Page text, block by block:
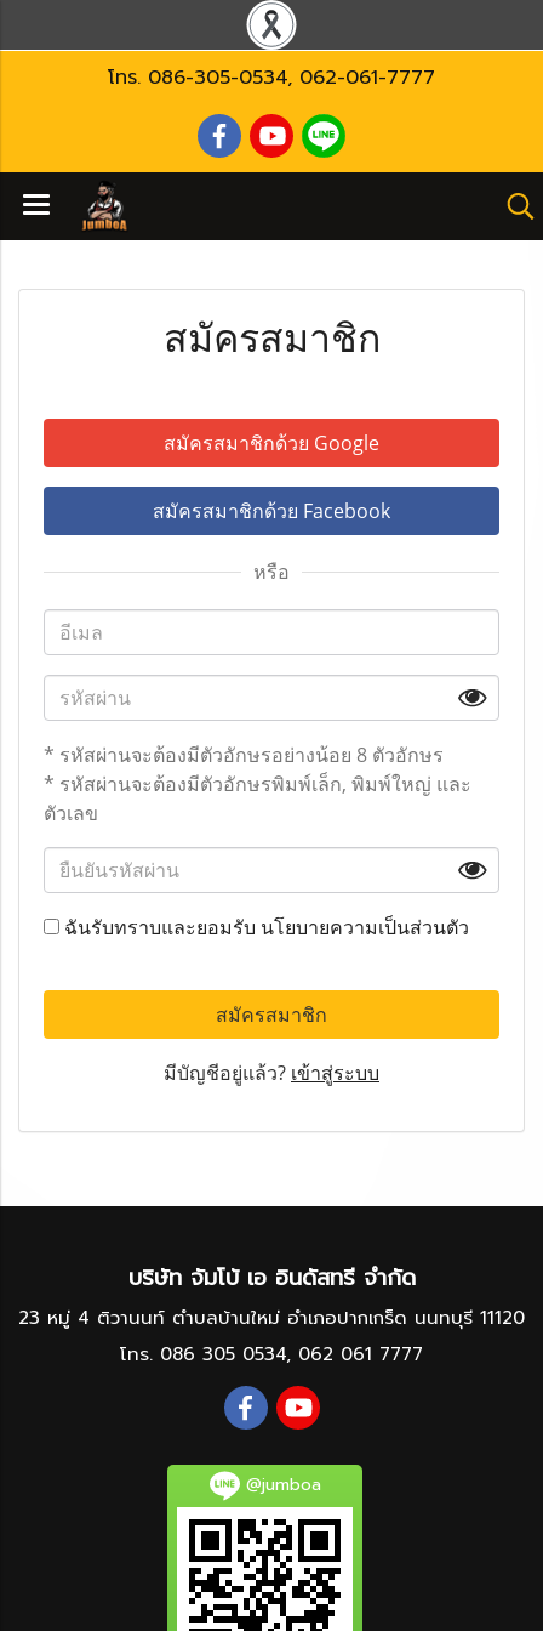
โทร. 086-305-0534, 062-061-7777
สมัครสมาชิก
สมัครสมาชิกด้วย Google
สมัครสมาชิกด้วย Facebook
หรือ
* รหัสผ่านจะต้องมีตัวอักษรอย่างน้อย 8 ตัวอักษร
* รหัสผ่านจะต้องมีตัวอักษรพิมพ์เล็ก, พิมพ์ใหญ่ และ
ตัวเลข
ฉันรับทราบและยอมรับ นโยบายความเป็นส่วนตัว
สมัครสมาชิก
มีบัญชีอยู่แล้ว? เข้าสู่ระบบ
บริษัท จัมโบ้ เอ อินดัสทรี จำกัด
23 หมู่ 4 ติวานนท์ ตำบลบ้านใหม่ อำเภอปากเกร็ด นนทบุรี 11120
โทร. 086 305 0534, 062 061 7777
@jumboa